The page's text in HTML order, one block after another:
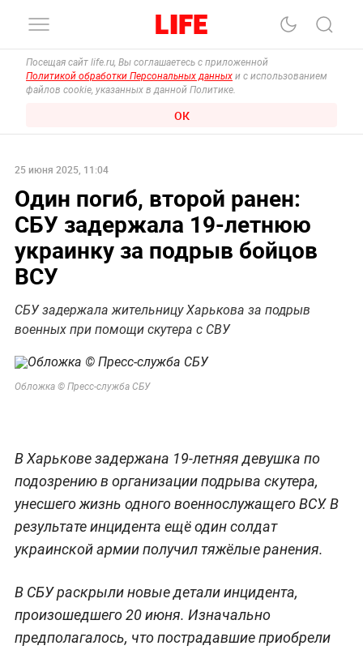
Посещая сайт life.ru, Вы соглашаетесь с приложенной
Политикой обработки Персональных данных и с использованием
файлов cookie, указанных в данной Политике.
ОК
25 июня 2025, 11:04
Один погиб, второй ранен:
СБУ задержала 19-летнюю
украинку за подрыв бойцов
ВСУ
СБУ задержала жительницу Харькова за подрыв
военных при помощи скутера с СВУ
Обложка © Пресс-служба СБУ
В Харькове задержана 19-летняя девушка по
подозрению в организации подрыва скутера,
унесшего жизнь одного военнослужащего ВСУ. В
результате инцидента ещё один солдат
украинской армии получил тяжёлые ранения.
В СБУ раскрыли новые детали инцидента,
произошедшего 20 июня. Изначально
предполагалось, что пострадавшие приобрели